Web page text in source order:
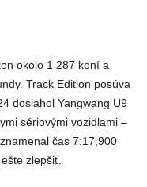
okolo 1 287 koní a
Track Edition posúva
dosiahol Yangwang U9
sériovými vozidlami –
čas 7:17,900
zlepšiť.